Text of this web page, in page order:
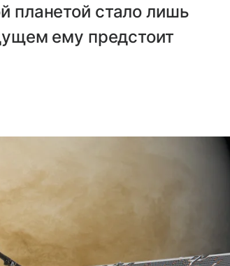
планетой стало лишь
ему предстоит